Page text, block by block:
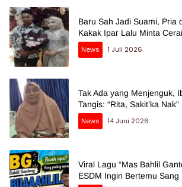
Baru Sah Jadi Suami, Pria
Kakak Ipar Lalu Minta Cerai
News
1 Juli 2026
Tak Ada yang Menjenguk,
Tangis: “Rita, Sakit’ka Nak”
News
14 Juni 2026
Viral Lagu “Mas Bahlil
ESDM Ingin Bertemu Sang